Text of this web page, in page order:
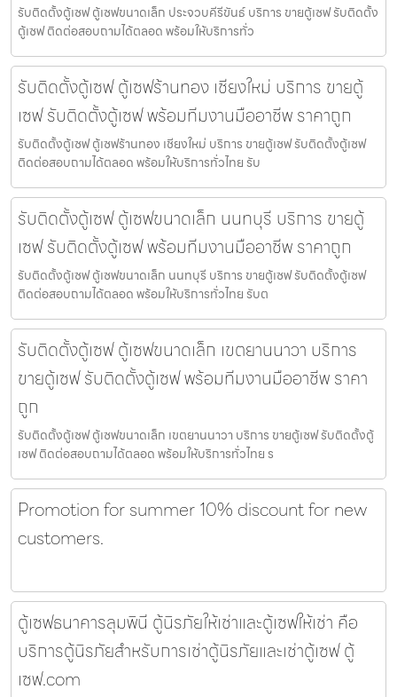
รับติดตั้งตู้เซฟ ตู้เซฟขนาดเล็ก ประจวบคีรีขันธ์ บริการ ขายตู้เซฟ รับติดตั้ง
ตู้เซฟ ติดต่อสอบถามได้ตลอด พร้อมให้บริการทั่ว
รับติดตั้งตู้เซฟ ตู้เซฟร้านทอง เชียงใหม่ บริการ ขายตู้
เซฟ รับติดตั้งตู้เซฟ พร้อมทีมงานมืออาชีพ ราคาถูก
รับติดตั้งตู้เซฟ ตู้เซฟร้านทอง เชียงใหม่ บริการ ขายตู้เซฟ รับติดตั้งตู้เซฟ
ติดต่อสอบถามได้ตลอด พร้อมให้บริการทั่วไทย รับ
รับติดตั้งตู้เซฟ ตู้เซฟขนาดเล็ก นนทบุรี บริการ ขายตู้
เซฟ รับติดตั้งตู้เซฟ พร้อมทีมงานมืออาชีพ ราคาถูก
รับติดตั้งตู้เซฟ ตู้เซฟขนาดเล็ก นนทบุรี บริการ ขายตู้เซฟ รับติดตั้งตู้เซฟ
ติดต่อสอบถามได้ตลอด พร้อมให้บริการทั่วไทย รับต
รับติดตั้งตู้เซฟ ตู้เซฟขนาดเล็ก เขตยานนาวา บริการ
ขายตู้เซฟ รับติดตั้งตู้เซฟ พร้อมทีมงานมืออาชีพ ราคา
ถูก
รับติดตั้งตู้เซฟ ตู้เซฟขนาดเล็ก เขตยานนาวา บริการ ขายตู้เซฟ รับติดตั้งตู้
เซฟ ติดต่อสอบถามได้ตลอด พร้อมให้บริการทั่วไทย ร
Promotion for summer 10% discount for new
customers.
ตู้เซฟธนาคารลุมพินี ตู้นิรภัยให้เช่าและตู้เซฟให้เช่า คือ
บริการตู้นิรภัยสำหรับการเช่าตู้นิรภัยและเช่าตู้เซฟ ตู้
เซฟ.com